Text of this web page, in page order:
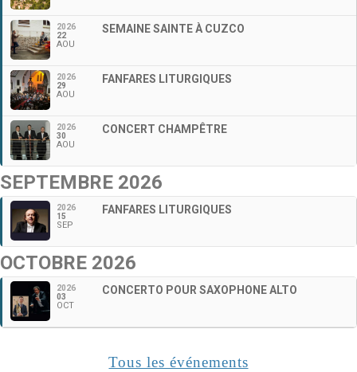
2026
22
AOU
SEMAINE SAINTE À CUZCO
2026
29
AOU
FANFARES LITURGIQUES
2026
30
AOU
CONCERT CHAMPÊTRE
SEPTEMBRE 2026
2026
15
SEP
FANFARES LITURGIQUES
OCTOBRE 2026
2026
03
OCT
CONCERTO POUR SAXOPHONE ALTO
Tous les événements